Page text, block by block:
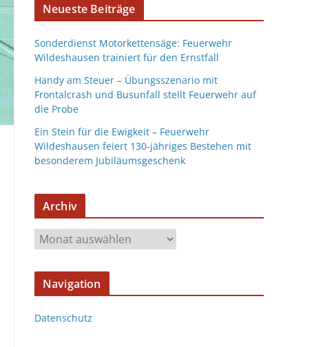
Neueste Beiträge
Sonderdienst Motorkettensäge: Feuerwehr
Wildeshausen trainiert für den Ernstfall
Handy am Steuer – Übungsszenario mit
Frontalcrash und Busunfall stellt Feuerwehr auf
die Probe
Ein Stein für die Ewigkeit – Feuerwehr
Wildeshausen feiert 130-jähriges Bestehen mit
besonderem Jubiläumsgeschenk
Archiv
Navigation
Datenschutz